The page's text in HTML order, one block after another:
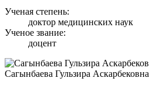
Ученая степень:
доктор медицинских наук
Ученое звание:
доцент
Сагынбаева Гульзира Аскарбековна